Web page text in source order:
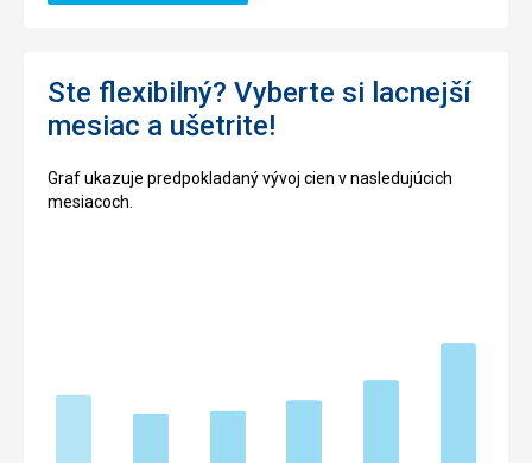
Ste flexibilný? Vyberte si lacnejší
mesiac a ušetrite!
Graf ukazuje predpokladaný vývoj cien v nasledujúcich
mesiacoch.